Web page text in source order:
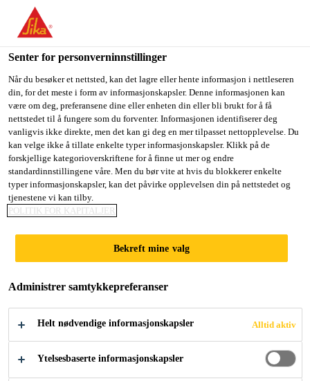
You are accessing "Sika Norge", it seems you are accessing it
from "USA". We have a dedicated website for your country.
TO
SIKA
USA
NORGE WEBSITE
COUNTRY
Sika Norge
VANNREDUSEREN
DE TILSETNINGER
Vannreduserende
Senter for personverninnstillinger
Når du besøker et nettsted, kan det lagre eller hente informasjon i nettleseren
din, for det meste i form av informasjonskapsler. Denne informasjonen kan
være om deg, preferansene dine eller enheten din eller bli brukt for å få
nettstedet til å fungere som du forventer. Informasjonen identifiserer deg
vanligvis ikke direkte, men det kan gi deg en mer tilpasset nettopplevelse. Du
kan velge ikke å tillate enkelte typer informasjonskapsler. Klikk på de
forskjellige kategorioverskriftene for å finne ut mer og endre
standardinnstillingene våre. Men du bør vite at hvis du blokkerer enkelte
typer informasjonskapsler, kan det påvirke opplevelsen din på nettstedet og
tjenestene vi kan tilby.
POLITIK FOR KAPITALJER
Bekreft mine valg
Administrer samtykkepreferanser
Helt nødvendige informasjonskapsler Alltid aktiv
Ytelsesbaserte informasjonskapsler